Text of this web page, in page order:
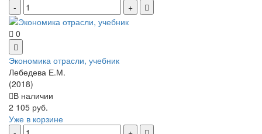
0
Экономика отрасли, учебник
Лебедева Е.М.
(2018)
В наличии
2 105 руб.
Уже в корзине